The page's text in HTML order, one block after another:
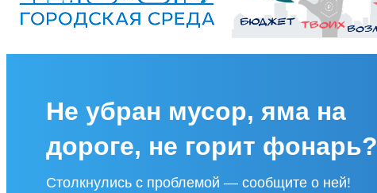
Не убран мусор, яма на
дороге, не горит фонарь?
Столкнулись с проблемой — сообщите о ней!